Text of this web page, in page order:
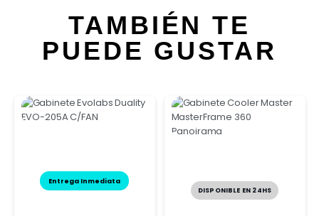
TAMBIÉN TE
PUEDE GUSTAR
Entrega Inmediata
DISPONIBLE EN 24HS